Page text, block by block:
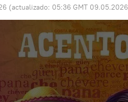
(actualizado: 05:36 GMT 09.05.2026